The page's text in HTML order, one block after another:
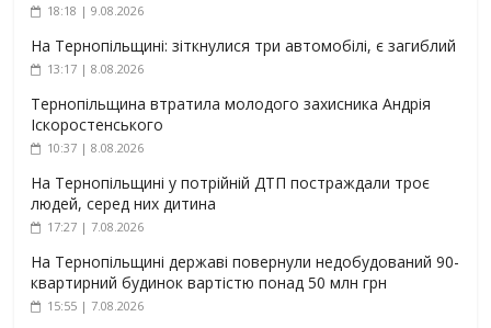
18:18 | 9.08.2026
На Тернопільщині: зіткнулися три автомобілі, є загиблий
13:17 | 8.08.2026
Тернопільщина втратила молодого захисника Андрія
Іскоростенського
10:37 | 8.08.2026
На Тернопільщині у потрійній ДТП постраждали троє
людей, серед них дитина
17:27 | 7.08.2026
На Тернопільщині державі повернули недобудований 90-
квартирний будинок вартістю понад 50 млн грн
15:55 | 7.08.2026